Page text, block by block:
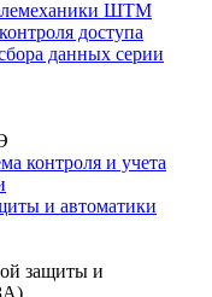
ШТМ
доступа
данных серии
контроля и учета
и автоматики
защиты и